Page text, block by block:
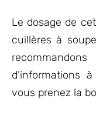
Le dosage de
cuillères à
d’informations
vous prenez la